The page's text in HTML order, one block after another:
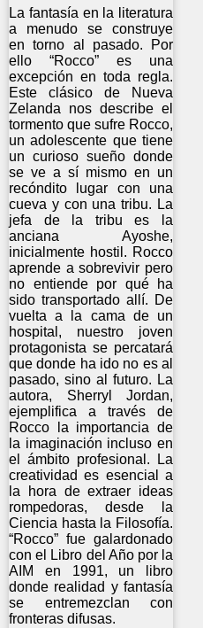
La fantasía en la literatura
a menudo se construye
en torno al pasado. Por
ello “Rocco” es una
excepción en toda regla.
Este clásico de Nueva
Zelanda nos describe el
tormento que sufre Rocco,
un adolescente que tiene
un curioso sueño donde
se ve a sí mismo en un
recóndito lugar con una
cueva y con una tribu. La
jefa de la tribu es la
anciana Ayoshe,
inicialmente hostil. Rocco
aprende a sobrevivir pero
no entiende por qué ha
sido transportado allí. De
vuelta a la cama de un
hospital, nuestro joven
protagonista se percatará
que donde ha ido no es al
pasado, sino al futuro. La
autora, Sherryl Jordan,
ejemplifica a través de
Rocco la importancia de
la imaginación incluso en
el ámbito profesional. La
creatividad es esencial a
la hora de extraer ideas
rompedoras, desde la
Ciencia hasta la Filosofía.
“Rocco” fue galardonado
con el Libro del Año por la
AIM en 1991, un libro
donde realidad y fantasía
se entremezclan con
fronteras difusas.